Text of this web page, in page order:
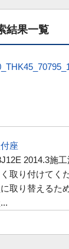
結果一覧
座
2014.3施
く取り付けてく
取り替えるた